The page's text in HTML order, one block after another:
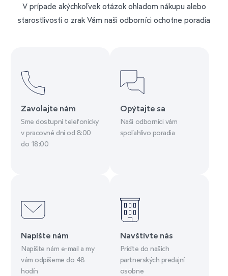
V prípade akýchkoľvek otázok ohladom nákupu alebo
starostlivosti o zrak Vám naši odborníci ochotne poradia
Zavolajte nám
Sme dostupní telefonicky
v pracovné dni od 8:00
do 18:00
Opýtajte sa
Naši odborníci vám
spoľahlivo poradia
Napíšte nám
Napíšte nám e-mail a my
vám odpíšeme do 48
hodín
Navštívte nás
Príďte do našich
partnerských predajní
osobne